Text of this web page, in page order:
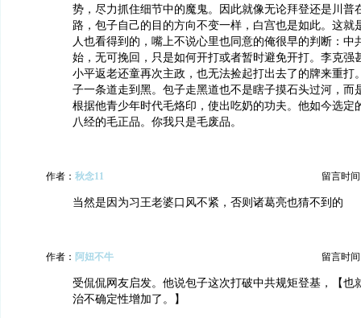
势，尽力抓住细节中的魔鬼。因此就像无论拜登还是川普
路，包子自己的目的方向不变一样，白宫也是如此。这就
人也看得到的，嘴上不说心里也同意的俺很早的判断：中
始，无可挽回，只是如何开打或者暂时避免开打。李克强
小平返老还童再次主政，也无法捡起打出去了的牌来重打
子一条道走到黑。包子走黑道也不是瞎子摸石头过河，而
根据他青少年时代毛烙印，使出吃奶的功夫。他如今选定
八经的毛正品。你我只是毛废品。
作者： 秋念11 留言时间
当然是因为习王老婆口风不紧，否则诸葛亮也猜不到的
作者： 阿妞不牛 留言时间
受侃侃网友启发。他说包子这次打破中共规矩登基，【也
治不确定性增加了。】